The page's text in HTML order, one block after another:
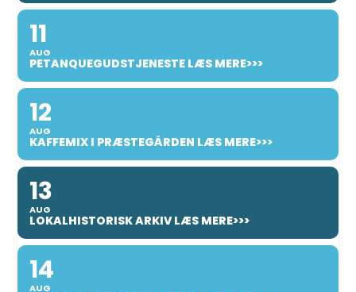
11
AUG
PETANQUEGUDSTJENESTE LÆS MERE>>>
12
AUG
KAFFEMIX I PRÆSTEGÅRDEN LÆS MERE>>>
13
AUG
LOKALHISTORISK ARKIV LÆS MERE>>>
14
AUG